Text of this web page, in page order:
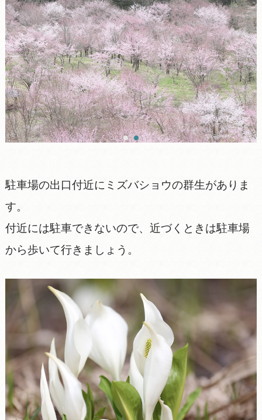
駐車場の出口付近にミズバショウの群生がありま
す。
付近には駐車できないので、近づくときは駐車場
から歩いて行きましょう。